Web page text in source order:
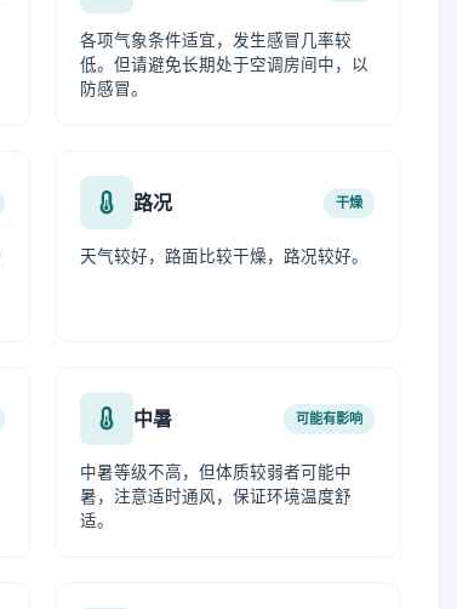
各项气象条件适宜，发生感冒几率较
低。但请避免长期处于空调房间中，以
防感冒。
路况 干燥
天气较好，路面比较干燥，路况较好。
中暑 可能有影响
中暑等级不高，但体质较弱者可能中
暑，注意适时通风，保证环境温度舒
适。